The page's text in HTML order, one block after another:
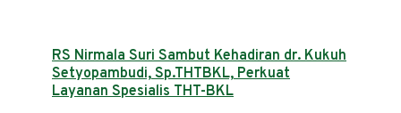
RS Nirmala Suri Sambut Kehadiran dr. Kukuh
Setyopambudi, Sp.THTBKL, Perkuat
Layanan Spesialis THT-BKL